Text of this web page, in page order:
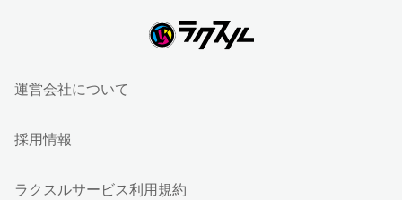
運営会社について
採用情報
ラクスルサービス利用規約